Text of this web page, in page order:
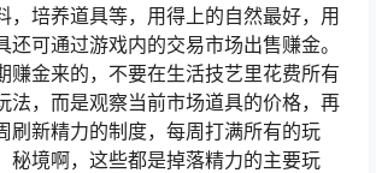
，培养道具等，用得上的自然最好，用
还可通过游戏内的交易市场出售赚金。
赚金来的，不要在生活技艺里花费所有
法，而是观察当前市场道具的价格，再
刷新精力的制度，每周打满所有的玩
秘境啊，这些都是掉落精力的主要玩